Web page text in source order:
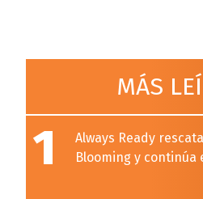
MÁS
1
Always Ready
Blooming y continúa